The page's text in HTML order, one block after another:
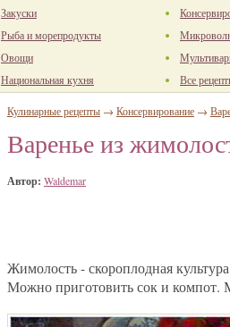
Закуски
Рыба и морепродукты
Овощи
Национальная кухня
Все
Кулинарные рецепты → Консервирование →
Варенье из
Автор: Waldemar
Жимолость - скороплодная
Можно приготовить сок и компот.